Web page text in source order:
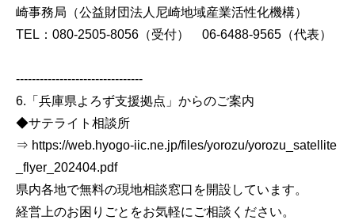
崎事務局（公益財団法人尼崎地域産業活性化機構）
TEL：080-2505-8056（受付） 06-6488-9565（代表）
--------------------------------
6.「兵庫県よろず支援拠点」からのご案内
◆サテライト相談所
⇒ https://web.hyogo-iic.ne.jp/files/yorozu/yorozu_satellite
_flyer_202404.pdf
県内各地で無料の現地相談窓口を開設しています。
経営上のお困りごとをお気軽にご相談ください。